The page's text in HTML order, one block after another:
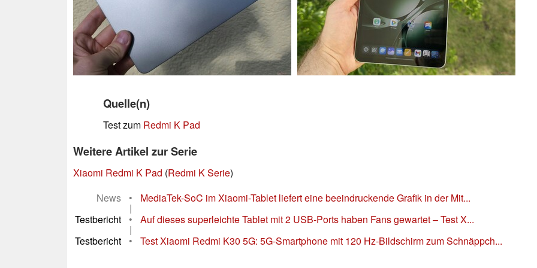
Quelle(n)
Test zum Redmi K Pad
Weitere Artikel zur Serie
Xiaomi Redmi K Pad (Redmi K Serie)
News
• MediaTek-SoC im Xiaomi-Tablet liefert eine beeindruckende Grafik in der Mit...
|
Testbericht
• Auf dieses superleichte Tablet mit 2 USB-Ports haben Fans gewartet – Test X...
|
Testbericht
• Test Xiaomi Redmi K30 5G: 5G-Smartphone mit 120 Hz-Bildschirm zum Schnäppch...